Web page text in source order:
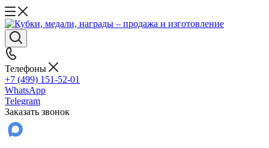
Телефоны
+7 (499) 151-52-01
WhatsApp
Telegram
Заказать звонок